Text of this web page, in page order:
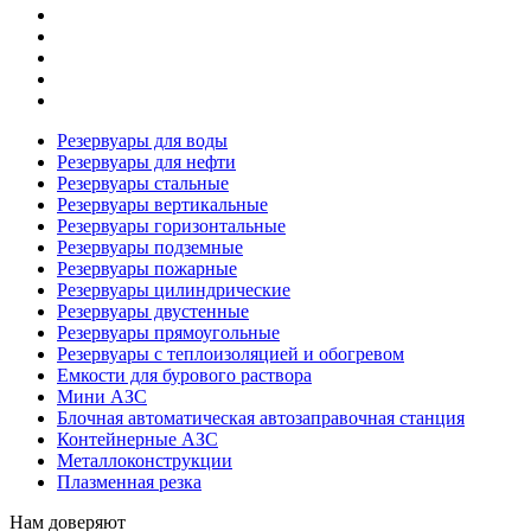
Резервуары для воды
Резервуары для нефти
Резервуары стальные
Резервуары вертикальные
Резервуары горизонтальные
Резервуары подземные
Резервуары пожарные
Резервуары цилиндрические
Резервуары двустенные
Резервуары прямоугольные
Резервуары с теплоизоляцией и обогревом
Емкости для бурового раствора
Мини АЗС
Блочная автоматическая автозаправочная станция
Контейнерные АЗС
Металлоконструкции
Плазменная резка
Нам доверяют